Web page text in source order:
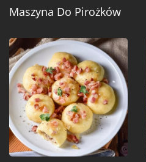
Maszyna Do Pirożków